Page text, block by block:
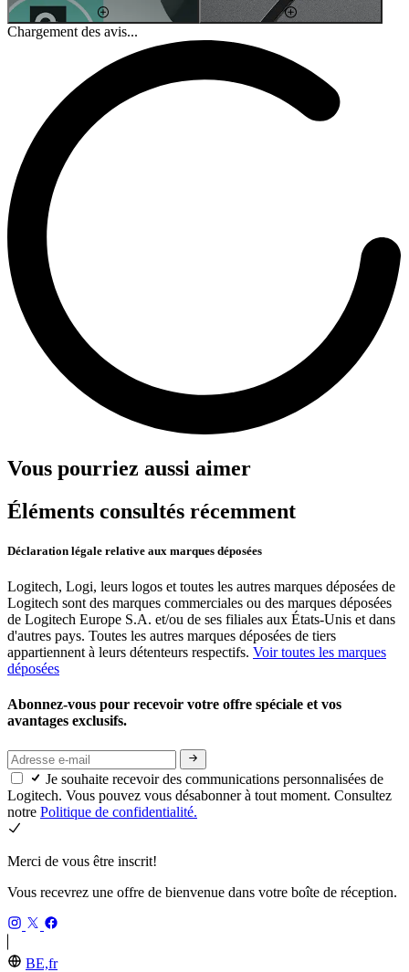
Chargement des avis...
Vous pourriez aussi aimer
Éléments consultés récemment
Déclaration légale relative aux marques déposées
Logitech, Logi, leurs logos et toutes les autres marques déposées de
Logitech sont des marques commerciales ou des marques déposées
de Logitech Europe S.A. et/ou de ses filiales aux États-Unis et dans
d'autres pays. Toutes les autres marques déposées de tiers
appartiennent à leurs détenteurs respectifs. Voir toutes les marques
déposées
Abonnez-vous pour recevoir votre offre spéciale et vos
avantages exclusifs.
Je souhaite recevoir des communications personnalisées de
Logitech. Vous pouvez vous désabonner à tout moment. Consultez
notre Politique de confidentialité.
Merci de vous être inscrit!
Vous recevrez une offre de bienvenue dans votre boîte de réception.
BE,fr